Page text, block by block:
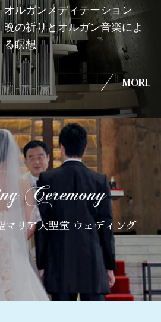
オルガンメディテーション
晩の祈りとオルガン音楽によ
る瞑想
MORE
マリア大聖堂 ウェディング